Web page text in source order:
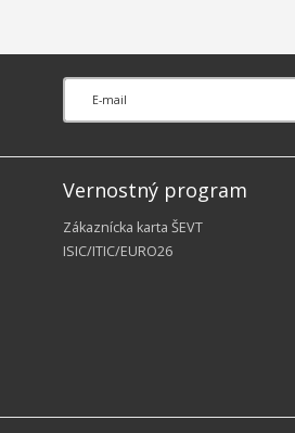
Repáš
Vernostný program
Zákaznícka karta ŠEVT
ISIC/ITIC/EURO26